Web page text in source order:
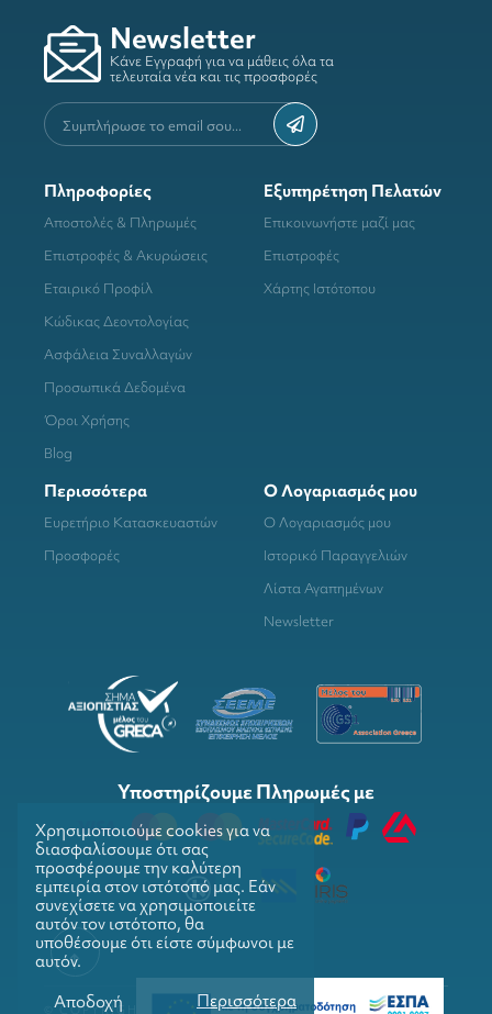
Newsletter
Κάνε Εγγραφή για να μάθεις όλα τα
τελευταία νέα και τις προσφορές
Πληροφορίες
Αποστολές & Πληρωμές
Επιστροφές & Ακυρώσεις
Εταιρικό Προφίλ
Κώδικας Δεοντολογίας
Ασφάλεια Συναλλαγών
Προσωπικά Δεδομένα
Όροι Χρήσης
Blog
Εξυπηρέτηση Πελατών
Επικοινωνήστε μαζί μας
Επιστροφές
Χάρτης Ιστότοπου
Περισσότερα
Ευρετήριο Κατασκευαστών
Προσφορές
Ο Λογαριασμός μου
Ο Λογαριασμός μου
Ιστορικό Παραγγελιών
Λίστα Αγαπημένων
Newsletter
Υποστηρίζουμε Πληρωμές με
© COPYRIGHTS 2026. GRILLMARKET. ALL RIGHTS
Χρησιμοποιούμε cookies για να
διασφαλίσουμε ότι σας
προσφέρουμε την καλύτερη
εμπειρία στον ιστότοπό μας. Εάν
συνεχίσετε να χρησιμοποιείτε
αυτόν τον ιστότοπο, θα
υποθέσουμε ότι είστε σύμφωνοι με
αυτόν.
Αποδοχή
Περισσότερα